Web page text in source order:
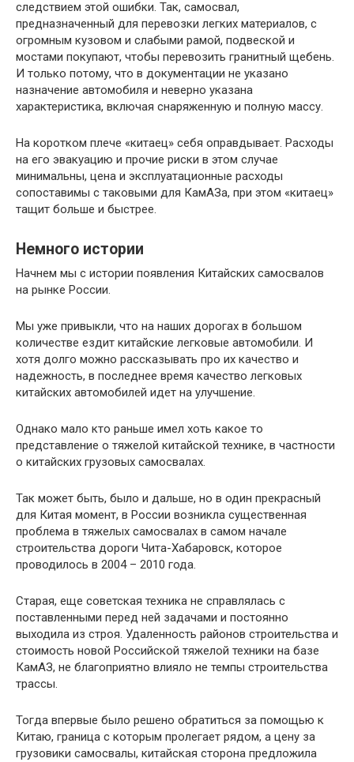
следствием этой ошибки. Так, самосвал,
предназначенный для перевозки легких материалов, с
огромным кузовом и слабыми рамой, подвеской и
мостами покупают, чтобы перевозить гранитный щебень.
И только потому, что в документации не указано
назначение автомобиля и неверно указана
характеристика, включая снаряженную и полную массу.
На коротком плече «китаец» себя оправдывает. Расходы
на его эвакуацию и прочие риски в этом случае
минимальны, цена и эксплуатационные расходы
сопоставимы с таковыми для КамАЗа, при этом «китаец»
тащит больше и быстрее.
Немного истории
Начнем мы с истории появления Китайских самосвалов
на рынке России.
Мы уже привыкли, что на наших дорогах в большом
количестве ездит китайские легковые автомобили. И
хотя долго можно рассказывать про их качество и
надежность, в последнее время качество легковых
китайских автомобилей идет на улучшение.
Однако мало кто раньше имел хоть какое то
представление о тяжелой китайской технике, в частности
о китайских грузовых самосвалах.
Так может быть, было и дальше, но в один прекрасный
для Китая момент, в России возникла существенная
проблема в тяжелых самосвалах в самом начале
строительства дороги Чита-Хабаровск, которое
проводилось в 2004 – 2010 года.
Старая, еще советская техника не справлялась с
поставленными перед ней задачами и постоянно
выходила из строя. Удаленность районов строительства и
стоимость новой Российской тяжелой техники на базе
КамАЗ, не благоприятно влияло не темпы строительства
трассы.
Тогда впервые было решено обратиться за помощью к
Китаю, граница с которым пролегает рядом, а цену за
грузовики самосвалы, китайская сторона предложила